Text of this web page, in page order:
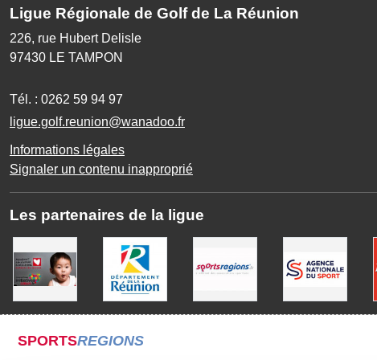
Ligue Régionale de Golf de La Réunion
226, rue Hubert Delisle
97430 LE TAMPON
Tél. : 0262 59 94 97
ligue.golf.reunion@wanadoo.fr
Informations légales
Signaler un contenu inapproprié
Les partenaires de la ligue
SPORTSREGIONS